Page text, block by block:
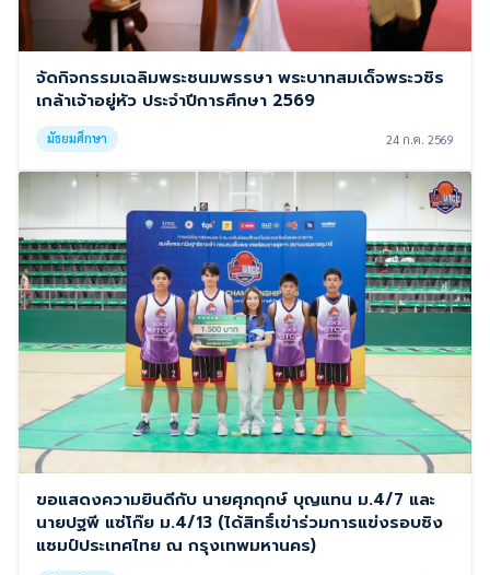
จัดกิจกรรมเฉลิมพระชนมพรรษา พระบาทสมเด็จพระวชิร
เกล้าเจ้าอยู่หัว ประจำปีการศึกษา 2569
มัธยมศึกษา 24 ก.ค. 2569
ขอแสดงความยินดีกับ นายศุภฤกษ์ บุญแทน ม.4/7 และ
นายปฐพี แซ่โก๊ย ม.4/13 (ได้สิทธิ์เข่าร่วมการแข่งรอบชิง
แชมป์ประเทศไทย ณ กรุงเทพมหานคร)